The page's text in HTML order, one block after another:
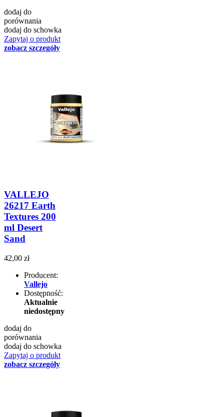
dodaj do
porównania
dodaj do schowka
Zapytaj o produkt
zobacz szczegóły
VALLEJO
26217 Earth
Textures 200
ml Desert
Sand
42,00 zł
Producent:
Vallejo
Dostępność:
Aktualnie
niedostępny
dodaj do
porównania
dodaj do schowka
Zapytaj o produkt
zobacz szczegóły